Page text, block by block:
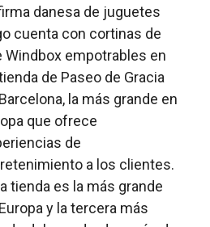
danesa de juguetes
cuenta con cortinas de
Windbox empotrables en
de Paseo de Gracia
la más grande en
que ofrece
de
a los clientes.
tienda es la más grande
y la tercera más